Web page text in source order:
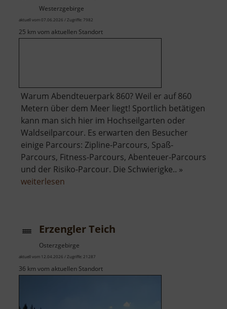
Westerzgebirge
aktuell vom 07.06.2026 / Zugriffe: 7982
25 km vom aktuellen Standort
Warum Abendteuerpark 860? Weil er auf 860
Metern über dem Meer liegt! Sportlich betätigen
kann man sich hier im Hochseilgarten oder
Waldseilparcour. Es erwarten den Besucher
einige Parcours: Zipline-Parcours, Spaß-
Parcours, Fitness-Parcours, Abenteuer-Parcours
und der Risiko-Parcour. Die Schwierigke.. »
weiterlesen
Erzengler Teich
Osterzgebirge
aktuell vom 12.04.2026 / Zugriffe: 21287
36 km vom aktuellen Standort